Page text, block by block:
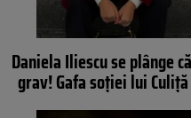
Daniela Iliescu se plânge
grav! Gafa soției lui